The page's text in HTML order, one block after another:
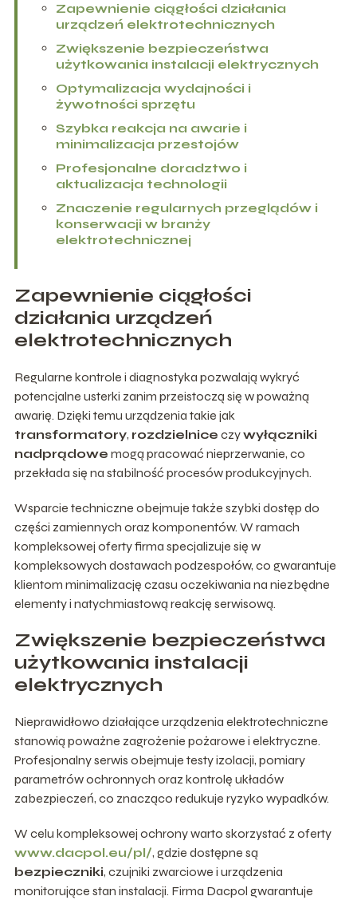
Zapewnienie ciągłości działania
urządzeń elektrotechnicznych
Zwiększenie bezpieczeństwa
użytkowania instalacji elektrycznych
Optymalizacja wydajności i
żywotności sprzętu
Szybka reakcja na awarie i
minimalizacja przestojów
Profesjonalne doradztwo i
aktualizacja technologii
Znaczenie regularnych przeglądów i
konserwacji w branży
elektrotechnicznej
Zapewnienie ciągłości
działania urządzeń
elektrotechnicznych
Regularne kontrole i diagnostyka pozwalają wykryć
potencjalne usterki zanim przeistoczą się w poważną
awarię. Dzięki temu urządzenia takie jak
transformatory, rozdzielnice czywyłączniki
nadprądowe mogą pracować nieprzerwanie, co
przekłada się na stabilność procesów produkcyjnych.
Wsparcie techniczne obejmuje także szybki dostęp do
części zamiennych oraz komponentów. W ramach
kompleksowej oferty firma specjalizuje się w
kompleksowych dostawach podzespołów, co gwarantuje
klientom minimalizację czasu oczekiwania na niezbędne
elementy i natychmiastową reakcję serwisową.
Zwiększenie bezpieczeństwa
użytkowania instalacji
elektrycznych
Nieprawidłowo działające urządzenia elektrotechniczne
stanowią poważne zagrożenie pożarowe i elektryczne.
Profesjonalny serwis obejmuje testy izolacji, pomiary
parametrów ochronnych oraz kontrolę układów
zabezpieczeń, co znacząco redukuje ryzyko wypadków.
W celu kompleksowej ochrony warto skorzystać z oferty
www.dacpol.eu/pl/, gdzie dostępne są
bezpieczniki, czujniki zwarciowe i urządzenia
monitorujące stan instalacji. Firma Dacpol gwarantuje